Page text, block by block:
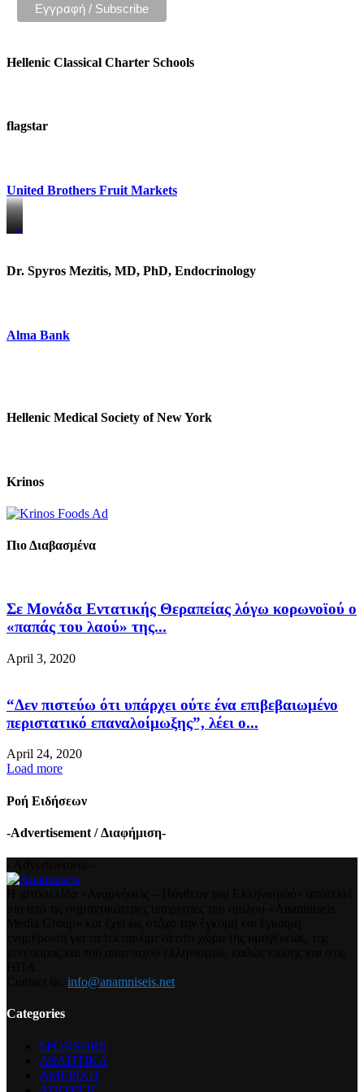
Hellenic Classical Charter Schools
flagstar
United Brothers Fruit Markets
https://www.unitedbrothersfruitmarkets.com/
https://www.unitedbrothersfruitmarkets.com/
Dr. Spyros Mezitis, MD, PhD, Endocrinology
Alma Bank
Hellenic Medical Society of New York
Krinos
Πιο Διαβασμένα
Σε Μονάδα Εντατικής Θεραπείας λόγω κορωνοϊού ο
«παπάς του λαού» της...
April 3, 2020
“Δεν πιστεύω ότι υπάρχει ούτε ένα επιβεβαιωμένο
περιστατικό επαναλοίμωξης”, λέει ο...
April 24, 2020
Load more
Ροή Ειδήσεων
-Advertisement / Διαφήμιση-
info@anamniseis.net
Categories
SPONSORS
ΑΘΛΗΤΙΚΑ
ΑΜΕΡΙΚΗ